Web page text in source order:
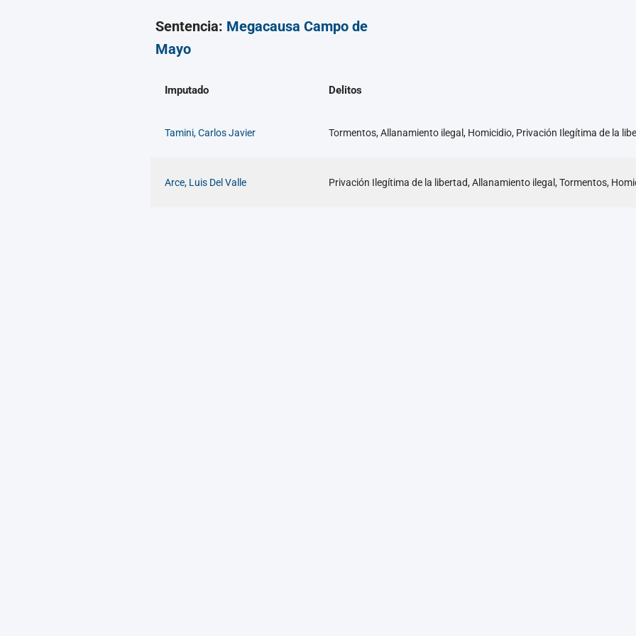
Sentencia: Megacausa Campo de
Mayo
Imputado Delitos
Tamini, Carlos Javier Tormentos, Allanamiento ilegal, Homicidio, Privación Ilegítima de la
Arce, Luis Del Valle Privación Ilegítima de la libertad, Allanamiento ilegal, Tormentos,